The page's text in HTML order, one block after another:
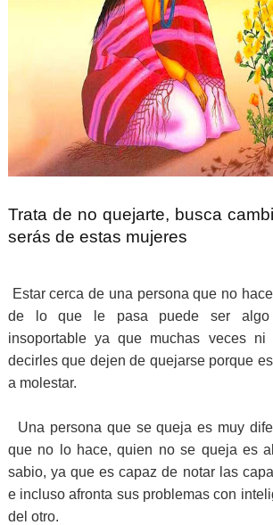
Trata de no quejarte, busca
serás de estas mujeres
Estar cerca de una persona que no
de lo que le pasa puede ser algo
insoportable ya que muchas veces ni
decirles que dejen de quejarse porque
a molestar.
Una persona que se queja es muy
que no lo hace, quien no se queja es
sabio, ya que es capaz de notar las
e incluso afronta sus problemas con
del otro.